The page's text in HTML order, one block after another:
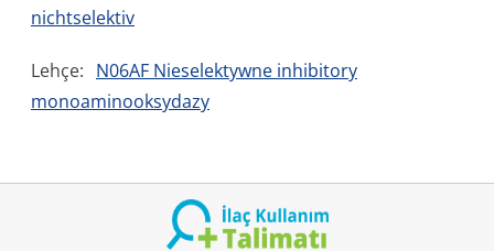
nichtselektiv
Lehçe: N06AF Nieselektywne inhibitory
monoaminooksydazy